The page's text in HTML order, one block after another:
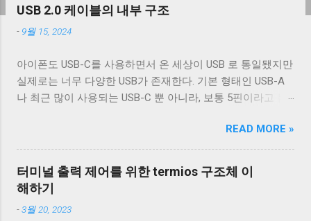
USB 2.0 케이블의 내부 구조
- 9월 15, 2024
아이폰도 USB-C를 사용하면서 온 세상이 USB 로 통일됐지만
실제로는 너무 다양한 USB가 존재한다. 기본 형태인 USB-A
나 최근 많이 사용되는 USB-C 뿐 아니라, 보통 5핀이라고 불
그래도 컨넥터는 모양이 다르기 때문에 쉽게 구분할 수 있는
데 케이블은 답이 없다. 겉으로는 똑같아 보이는 케이블이라
도 어떤 케이블은 데이터 통신이 안 되고 어떤 케이블은 데이
터 통신이 가능하다. 이런 차이는 케이블 내부 구성에 따라 발
생한다. 이번 글에서는 USB 2.0 케이블의 내부를 통해 USB 케
이블에 대해 자세히 알아보겠다. Micro-B 케이블의 편조 차폐
READ MORE »
터미널 출력 제어를 위한 termios 구조체 이
해하기
-3월 20, 2023